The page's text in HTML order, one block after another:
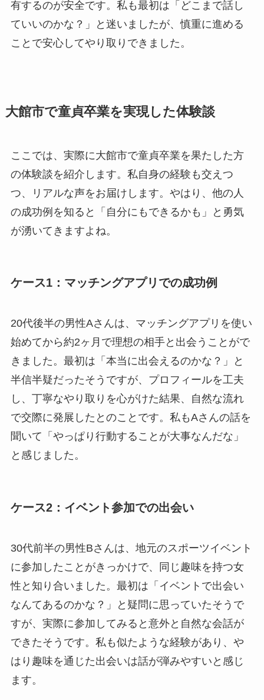
有するのが安全です。私も最初は「どこまで話し
ていいのかな？」と迷いましたが、慎重に進める
ことで安心してやり取りできました。
大館市で童貞卒業を実現した体験談
ここでは、実際に大館市で童貞卒業を果たした方
の体験談を紹介します。私自身の経験も交えつ
つ、リアルな声をお届けします。やはり、他の人
の成功例を知ると「自分にもできるかも」と勇気
が湧いてきますよね。
ケース1：マッチングアプリでの成功例
20代後半の男性Aさんは、マッチングアプリを使い
始めてから約2ヶ月で理想の相手と出会うことがで
きました。最初は「本当に出会えるのかな？」と
半信半疑だったそうですが、プロフィールを工夫
し、丁寧なやり取りを心がけた結果、自然な流れ
で交際に発展したとのことです。私もAさんの話を
聞いて「やっぱり行動することが大事なんだな」
と感じました。
ケース2：イベント参加での出会い
30代前半の男性Bさんは、地元のスポーツイベント
に参加したことがきっかけで、同じ趣味を持つ女
性と知り合いました。最初は「イベントで出会い
なんてあるのかな？」と疑問に思っていたそうで
すが、実際に参加してみると意外と自然な会話が
できたそうです。私も似たような経験があり、や
はり趣味を通じた出会いは話が弾みやすいと感じ
ます。